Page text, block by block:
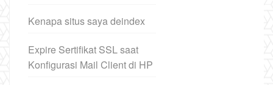
Kenapa situs saya deindex
Expire Sertifikat SSL saat
Konfigurasi Mail Client di HP